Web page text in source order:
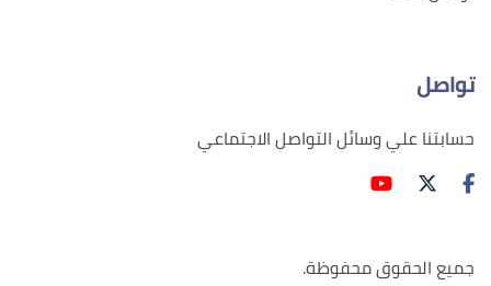
تواصل
حسابتنا علي وسائل التواصل الاجتماعي
جميع الحقوق محفوظة.